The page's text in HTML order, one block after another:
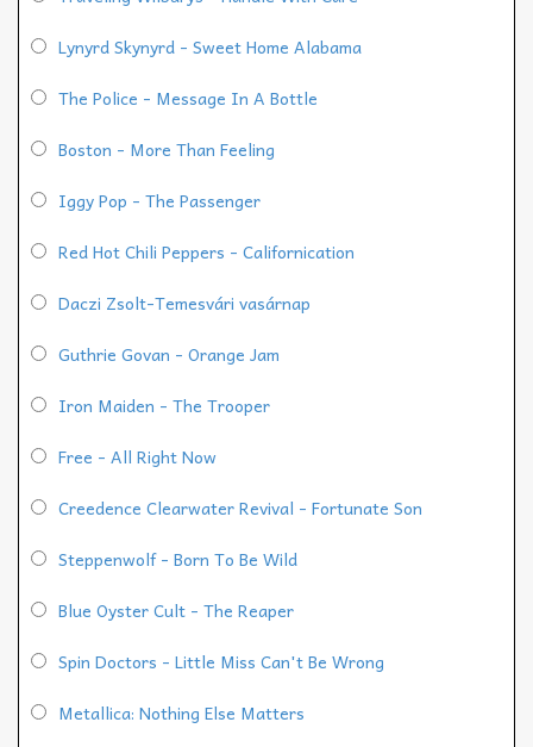
Lynyrd Skynyrd - Sweet Home Alabama
The Police - Message In A Bottle
Boston - More Than Feeling
Iggy Pop - The Passenger
Red Hot Chili Peppers - Californication
Daczi Zsolt-Temesvári vasárnap
Guthrie Govan - Orange Jam
Iron Maiden - The Trooper
Free - All Right Now
Creedence Clearwater Revival - Fortunate Son
Steppenwolf - Born To Be Wild
Blue Oyster Cult - The Reaper
Spin Doctors - Little Miss Can't Be Wrong
Metallica: Nothing Else Matters